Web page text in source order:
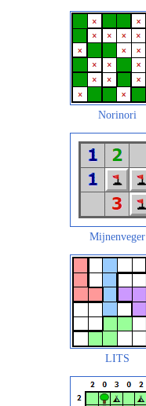
Norinori
Mijnenveger
LITS